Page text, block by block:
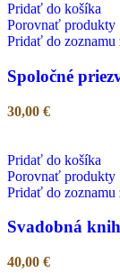
Pridať do košíka
Porovnať produkty
Pridať do zoznamu
Spoločné
30,00 €
Pridať do košíka
Porovnať produkty
Pridať do zoznamu
Svadobná
40,00 €